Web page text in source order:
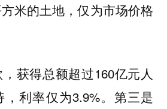
米的土地，仅为市场价格
获得总额超过160亿元人
利率仅为3.9%。第三是